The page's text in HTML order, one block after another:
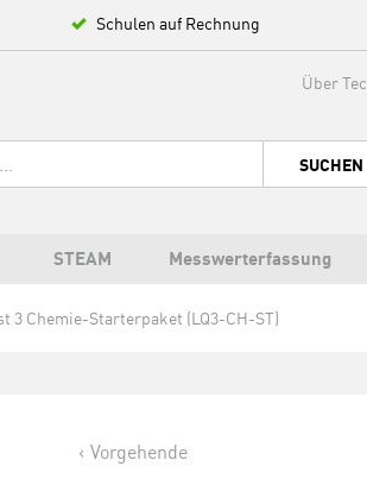
Schulen auf Rechnung
Über
SUCHEN
STEAM Messwerterfassung
3 Chemie-Starterpaket (LQ3-CH-ST)
Vorgehende